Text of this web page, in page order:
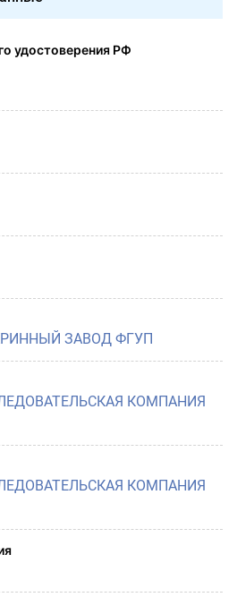
удостоверения РФ
ЗАВОД ФГУП
КОМПАНИЯ
КОМПАНИЯ